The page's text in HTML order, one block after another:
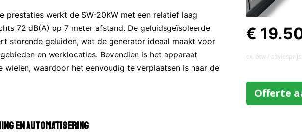
€
ex. btw / adviesprijs
Offerte
prestaties werkt de SW-20KW met een relatief laag
72 dB(A) op 7 meter afstand. De geluidsgeïsoleerde
storende geluiden, wat de generator ideaal maakt voor
en werklocaties. Bovendien is het apparaat
wielen, waardoor het eenvoudig te verplaatsen is naar de
en Automatisering